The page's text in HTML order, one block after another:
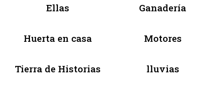
Ellas Ganadería
Huerta en casa Motores
Tierra de Historias lluvias